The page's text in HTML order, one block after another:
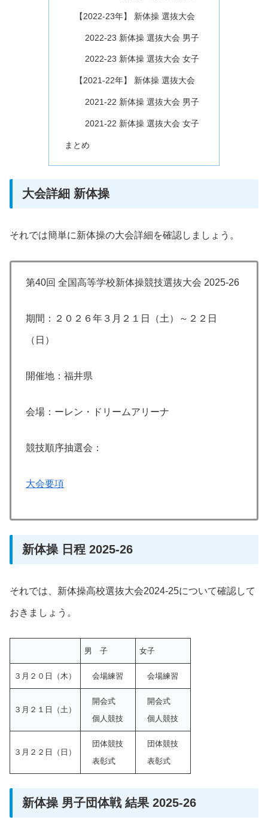
【2022-23年】 新体操 選抜大会
2022-23 新体操 選抜大会 男子
2022-23 新体操 選抜大会 女子
【2021-22年】 新体操 選抜大会
2021-22 新体操 選抜大会 男子
2021-22 新体操 選抜大会 女子
まとめ
大会詳細 新体操
それでは簡単に新体操の大会詳細を確認しましょう。
第40回 全国高等学校新体操競技選抜大会 2025-26
期間：２０２６年３月２１日（土）～２２日
（日）
開催地：福井県
会場：ーレン・ドリームアリーナ
競技順序抽選会：
大会要項
新体操 日程 2025-26
それでは、新体操高校選抜大会2024-25について確認して
おきましょう。
男 子 女子
３月２０日（木） 会場練習 会場練習
３月２１日（土）
開会式
個人競技
開会式
個人競技
３月２２日（日）
団体競技
表彰式
団体競技
表彰式
新体操 男子団体戦 結果 2025-26